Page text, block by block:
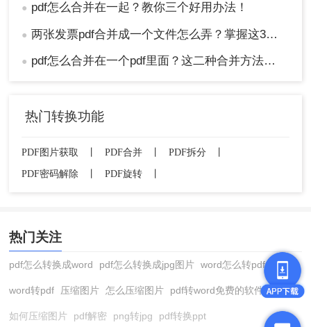
● pdf怎么合并在一起？教你三个好用办法！
● 两张发票pdf合并成一个文件怎么弄？掌握这3种方法轻松合并！
● pdf怎么合并在一个pdf里面？这二种合并方法了解下！
热门转换功能
PDF图片获取 PDF合并 PDF拆分
PDF密码解除
丨 PDF旋转 丨
热门关注
pdf怎么转换成word pdf怎么转换成jpg图片 word怎么转pdf
word转pdf 压缩图片 怎么压缩图片 pdf转word免费的软件
如何压缩图片 pdf解密 png转jpg pdf转换ppt